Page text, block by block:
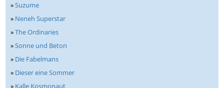
»Suzume
» Neneh Superstar
»The Ordinaries
»Sonne und Beton
» Die Fabelmans
» Dieser eine Sommer
» Kalle Kosmonaut